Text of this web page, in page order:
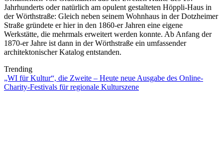
Jahrhunderts oder natürlich am opulent gestalteten Höppli-Haus in
der Wörthstraße: Gleich neben seinem Wohnhaus in der Dotzheimer
Straße gründete er hier in den 1860-er Jahren eine eigene
Werkstätte, die mehrmals erweitert werden konnte. Ab Anfang der
1870-er Jahre ist dann in der Wörthstraße ein umfassender
architektonischer Katalog entstanden.
Trending
„WI für Kultur“, die Zweite – Heute neue Ausgabe des Online-
Charity-Festivals für regionale Kulturszene